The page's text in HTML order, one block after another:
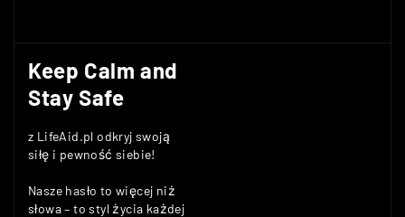
Keep Calm and
Stay Safe
z LifeAid.pl odkryj swoją
siłę i pewność siebie!
Nasze hasło to więcej niż
słowa – to styl życia każdej